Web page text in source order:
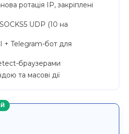
ротація IP, закріплені
UDP (10 на
+ Telegram-бот для
браузерами
та масові дії